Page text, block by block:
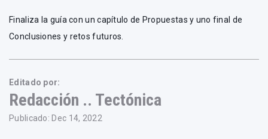
Finaliza la guía con un capítulo de Propuestas y uno final de
Conclusiones y retos futuros.
Editado por:
Redacción .. Tectónica
Publicado: Dec 14, 2022